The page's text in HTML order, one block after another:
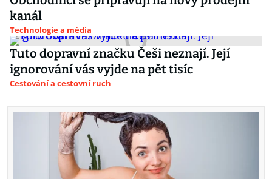
kanál
Technologie a média
Tuto dopravní značku Češi neznají. Její
ignorování vás vyjde na pět tisíc
Cestování a cestovní ruch